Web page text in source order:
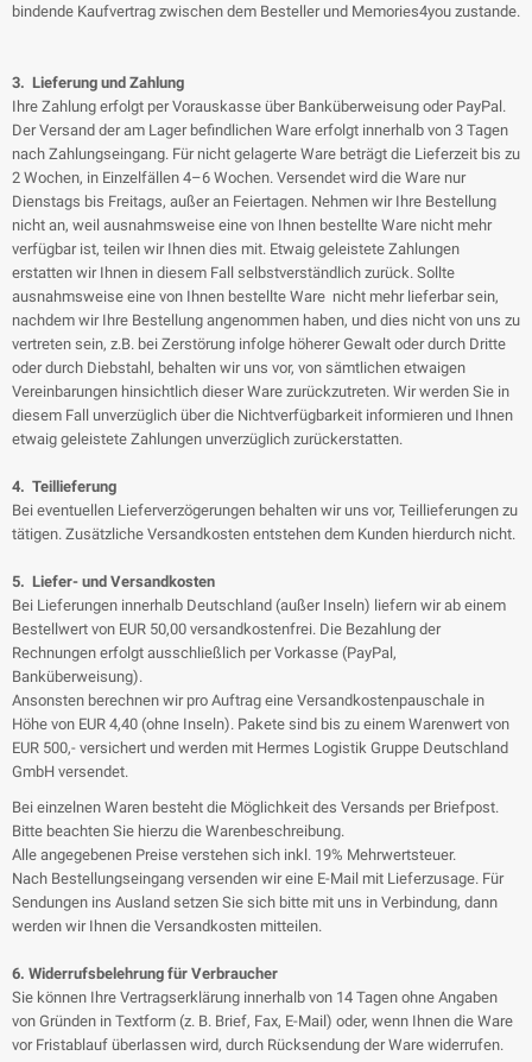
bindende Kaufvertrag zwischen dem Besteller und Memories4you zustande.
3. Lieferung und Zahlung
Ihre Zahlung erfolgt per Vorauskasse über Banküberweisung oder PayPal.
Der Versand der am Lager befindlichen Ware erfolgt innerhalb von 3 Tagen
nach Zahlungseingang. Für nicht gelagerte Ware beträgt die Lieferzeit bis zu
2 Wochen, in Einzelfällen 4–6 Wochen. Versendet wird die Ware nur
Dienstags bis Freitags, außer an Feiertagen. Nehmen wir Ihre Bestellung
nicht an, weil ausnahmsweise eine von Ihnen bestellte Ware nicht mehr
verfügbar ist, teilen wir Ihnen dies mit. Etwaig geleistete Zahlungen
erstatten wir Ihnen in diesem Fall selbstverständlich zurück. Sollte
ausnahmsweise eine von Ihnen bestellte Ware nicht mehr lieferbar sein,
nachdem wir Ihre Bestellung angenommen haben, und dies nicht von uns zu
vertreten sein, z.B. bei Zerstörung infolge höherer Gewalt oder durch Dritte
oder durch Diebstahl, behalten wir uns vor, von sämtlichen etwaigen
Vereinbarungen hinsichtlich dieser Ware zurückzutreten. Wir werden Sie in
diesem Fall unverzüglich über die Nichtverfügbarkeit informieren und Ihnen
etwaig geleistete Zahlungen unverzüglich zurückerstatten.
4. Teillieferung
Bei eventuellen Lieferverzögerungen behalten wir uns vor, Teillieferungen zu
tätigen. Zusätzliche Versandkosten entstehen dem Kunden hierdurch nicht.
5. Liefer- und Versandkosten
Bei Lieferungen innerhalb Deutschland (außer Inseln) liefern wir ab einem
Bestellwert von EUR 50,00 versandkostenfrei. Die Bezahlung der
Rechnungen erfolgt ausschließlich per Vorkasse (PayPal,
Banküberweisung).
Ansonsten berechnen wir pro Auftrag eine Versandkostenpauschale in
Höhe von EUR 4,40 (ohne Inseln). Pakete sind bis zu einem Warenwert von
EUR 500,- versichert und werden mit Hermes Logistik Gruppe Deutschland
GmbH versendet.
Bei einzelnen Waren besteht die Möglichkeit des Versands per Briefpost.
Bitte beachten Sie hierzu die Warenbeschreibung.
Alle angegebenen Preise verstehen sich inkl. 19% Mehrwertsteuer.
Nach Bestellungseingang versenden wir eine E-Mail mit Lieferzusage. Für
Sendungen ins Ausland setzen Sie sich bitte mit uns in Verbindung, dann
werden wir Ihnen die Versandkosten mitteilen.
6. Widerrufsbelehrung für Verbraucher
Sie können Ihre Vertragserklärung innerhalb von 14 Tagen ohne Angaben
von Gründen in Textform (z. B. Brief, Fax, E-Mail) oder, wenn Ihnen die Ware
vor Fristablauf überlassen wird, durch Rücksendung der Ware widerrufen.